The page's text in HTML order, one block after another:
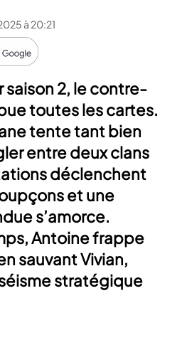
à 20:21
saison 2, le contre-
toutes les cartes.
tente tant bien
entre deux clans
déclenchent
et une
s’amorce.
Antoine frappe
sauvant Vivian,
stratégique